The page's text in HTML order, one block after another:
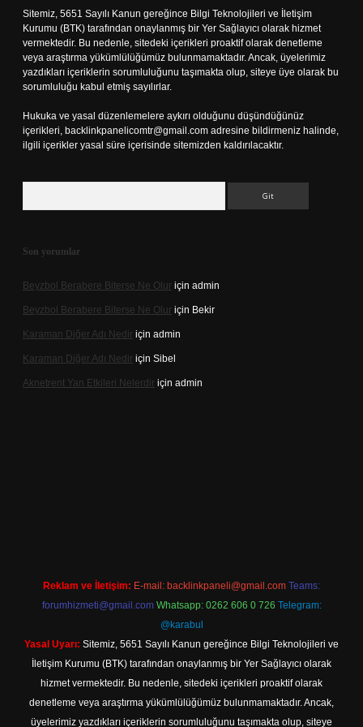
Sitemiz, 5651 Sayılı Kanun gereğince Bilgi Teknolojileri ve İletişim
Kurumu (BTK) tarafından onaylanmış bir Yer Sağlayıcı olarak hizmet
vermektedir. Bu nedenle, sitedeki içerikleri proaktif olarak denetleme
veya araştırma yükümlülüğümüz bulunmamaktadır. Ancak, üyelerimiz
yazdıkları içeriklerin sorumluluğunu taşımakta olup, siteye üye olarak bu
sorumluluğu kabul etmiş sayılırlar.
Hukuka ve yasal düzenlemelere aykırı olduğunu düşündüğünüz
içerikleri, backlinkpanelicomtr@gmail.com adresine bildirmeniz halinde,
ilgili içerikler yasal süre içerisinde sitemizden kaldırılacaktır.
Son yorumlar
Beyzbol Berabere Biterse Ne Olur için admin
Beyzbol Berabere Biterse Ne Olur için Bekir
Karaman Diğer Adı Nedir için admin
Karaman Diğer Adı Nedir için Sibel
Aknetrent Yan Etkileri Nelerdir için admin
Reklam ve İletişim: E-mail: backlinkpaneli@gmail.com Teams:
forumhizmeti@gmail.com Whatsapp: 0262 606 0 726 Telegram:
@karabul
Yasal Uyarı: Sitemiz, 5651 Sayılı Kanun gereğince Bilgi Teknolojileri ve
İletişim Kurumu (BTK) tarafından onaylanmış bir Yer Sağlayıcı olarak
hizmet vermektedir. Bu nedenle, sitedeki içerikleri proaktif olarak
denetleme veya araştırma yükümlülüğümüz bulunmamaktadır. Ancak,
üyelerimiz yazdıkları içeriklerin sorumluluğunu taşımakta olup, siteye